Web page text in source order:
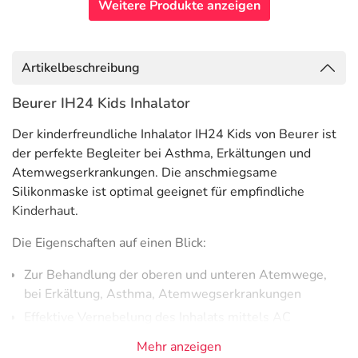
Weitere Produkte anzeigen
Artikelbeschreibung
Beurer IH24 Kids Inhalator
Der kinderfreundliche Inhalator IH24 Kids von Beurer ist
der perfekte Begleiter bei Asthma, Erkältungen und
Atemwegserkrankungen. Die anschmiegsame
Silikonmaske ist optimal geeignet für empfindliche
Kinderhaut.
Die Eigenschaften auf einen Blick:
Zur Behandlung der oberen und unteren Atemwege,
bei Erkältung, Asthma, Atemwegserkrankungen
Mehr anzeigen